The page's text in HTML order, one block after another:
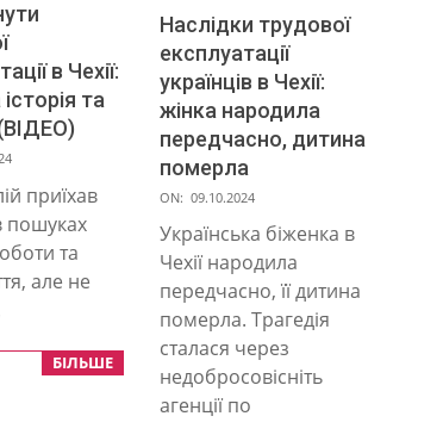
в Чехії:
та
приїхав
пошуках
та
але не
БІЛЬШЕ
Наслідки трудової
експлуатації
українців в Чехії:
жінка народила
передчасно, дитина
померла
2024-
10-
09
ON: 09.10.2024
Українська біженка в
Чехії народила
передчасно, її дитина
померла. Трагедія
сталася через
недобросовісніть
агенції по